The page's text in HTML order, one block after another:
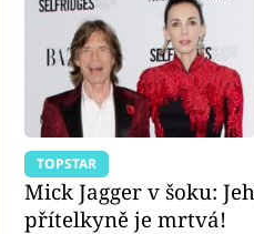
TOPSTAR
Mick Jagger v šoku:
přítelkyně je mrtvá!